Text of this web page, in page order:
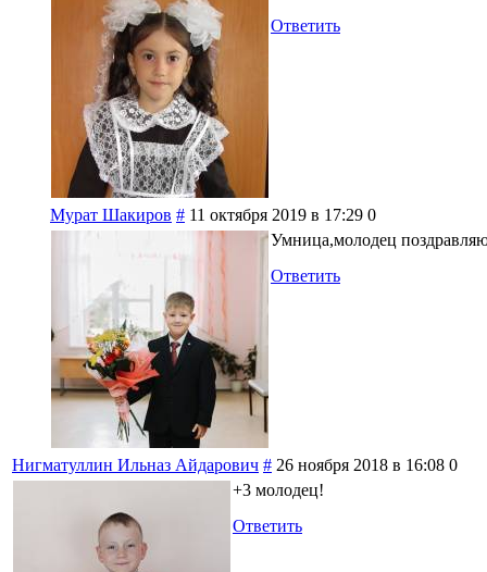
Ответить
Мурат Шакиров # 11 октября 2019 в 17:29 0
Умница,молодец
Ответить
Нигматуллин Ильназ Айдарович # 26 ноября 2018 в 16:08 0
+3 молодец!
Ответить